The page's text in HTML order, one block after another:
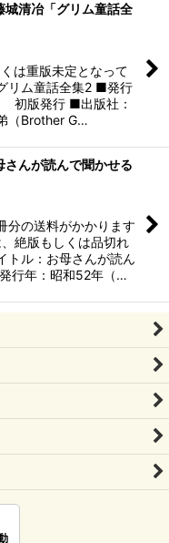
城清冶「グリム童話全
は重版未定となって
リム童話全集2 ■発行
初版発行 ■出版社：
（Brother G…
んが読んで聞かせる
分の送料がかかります
絶版もしくは品切れ
トル：お母さんが読ん
行年：昭和52年（…